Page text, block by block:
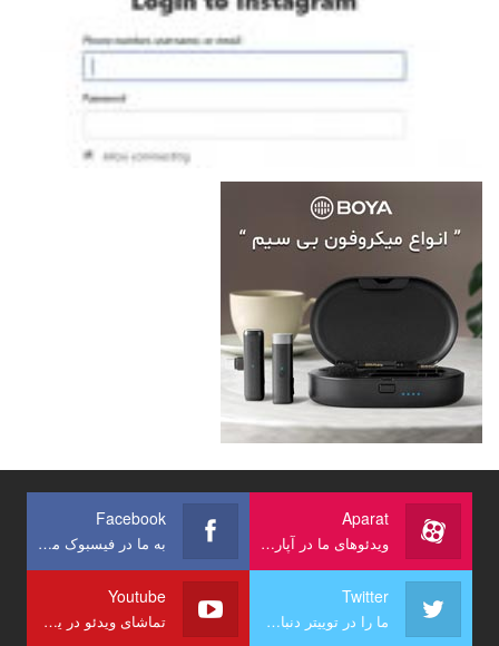
Aparat
ویدئوهای ما در آپارات
Facebook
به ما در فیسبوک ملحق شوید
Twitter
ما را در توییتر دنبال کنید
Youtube
تماشای ویدئو در یوتیوب